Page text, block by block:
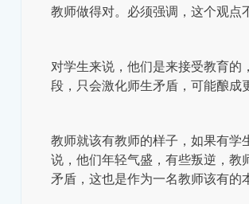
教师做得对。必须强调，这个观点
对学生来说，他们是来接受教育
段，只会激化师生矛盾，可能酿成
教师就该有教师的样子，如果有学
说，他们年轻气盛，有些叛逆，教
矛盾，这也是作为一名教师该有的